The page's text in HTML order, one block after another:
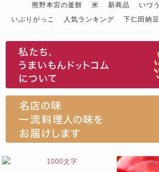
熊野本宮の釜餅 米 新商品 いづう
いぶりがっこ
人気ランキング 下仁田納豆